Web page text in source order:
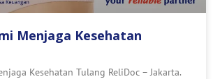
Menjaga Kesehatan
Kesehatan Tulang ReliDoc – Jakarta.